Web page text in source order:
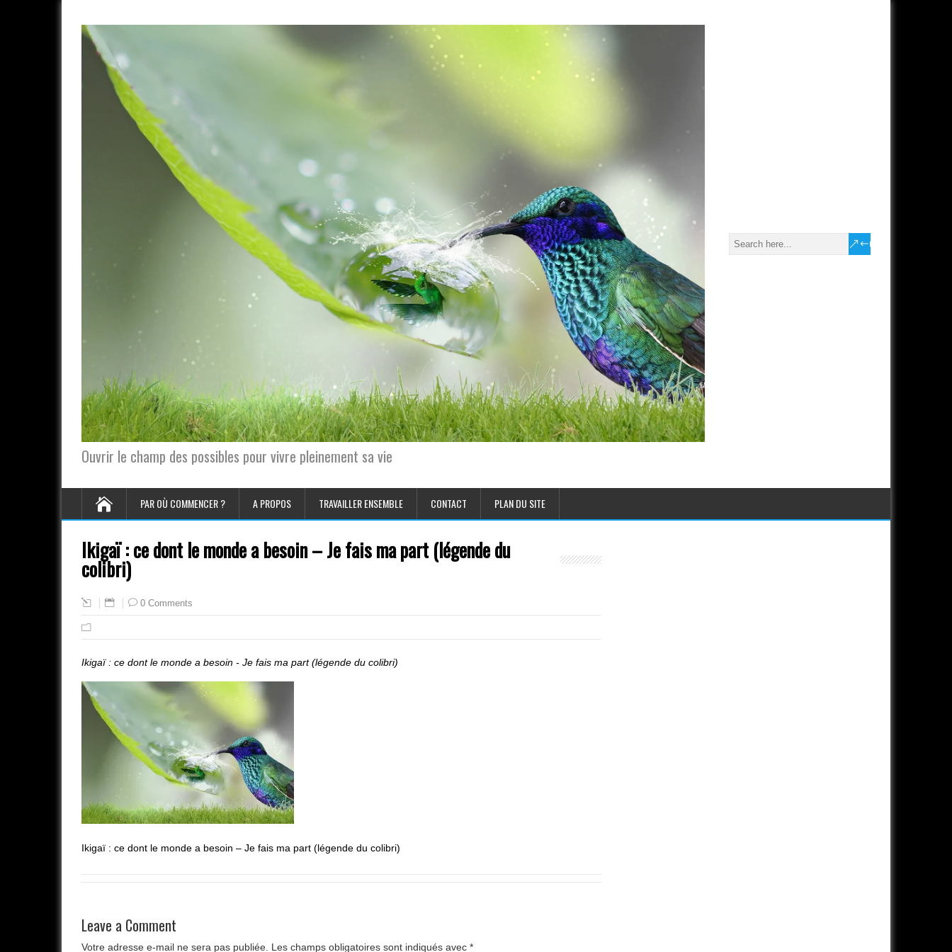
Ouvrir le champ des possibles pour vivre pleinement sa vie
PAR OÙ COMMENCER ? A PROPOS TRAVAILLER ENSEMBLE CONTACT PLAN DU SITE
Ikigaï : ce dont le monde a besoin – Je fais ma part (légende du
colibri)
0 Comments
Ikigaï : ce dont le monde a besoin - Je fais ma part (légende du colibri)
Ikigaï : ce dont le monde a besoin – Je fais ma part (légende du colibri)
Leave a Comment
Votre adresse e-mail ne sera pas publiée. Les champs obligatoires sont indiqués avec *